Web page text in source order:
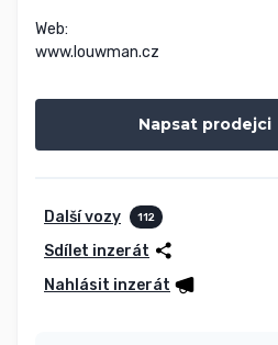
Web:
www.louwman.cz
Napsat prodejci
Další vozy 112
Sdílet inzerát
Nahlásit inzerát